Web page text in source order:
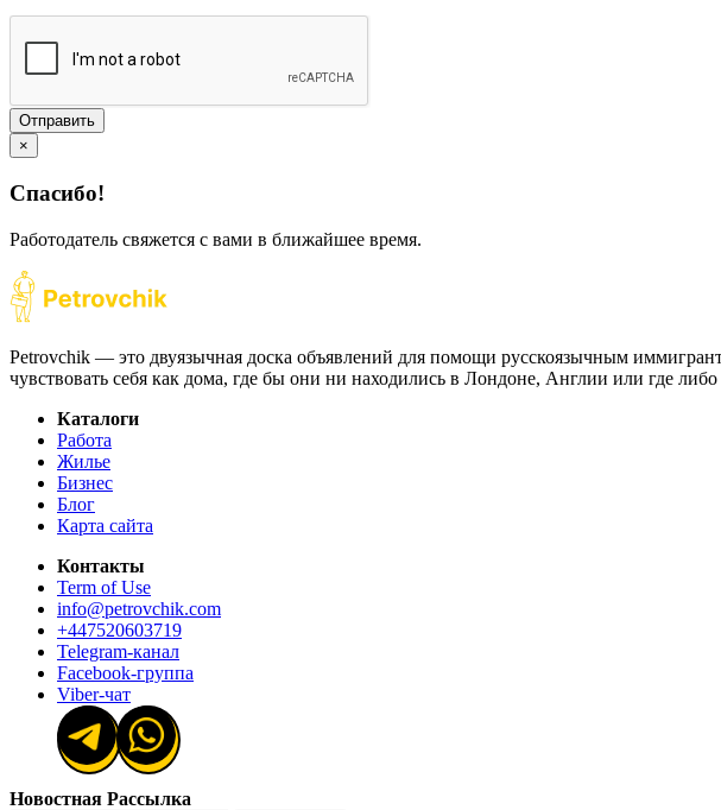
Отправить
×
Спасибо!
Работодатель свяжется с вами в ближайшее время.
Petrovchik — это двуязычная доска объявлений для помощи русскоязычным
чувствовать себя как дома, где бы они ни находились в Лондоне, Англии или где
Каталоги
Работа
Жилье
Бизнес
Блог
Карта сайта
Контакты
Term of Use
info@petrovchik.com
+447520603719
Telegram-канал
Facebook-группа
Viber-чат
Новостная Рассылка